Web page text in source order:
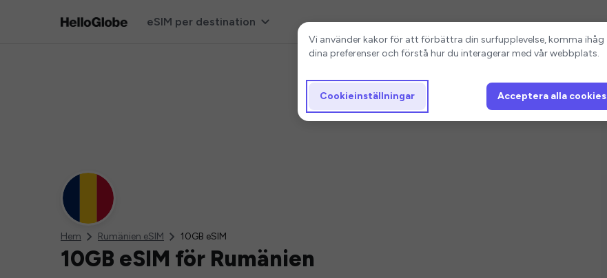
eSIM per destination
Hem Rumänien eSIM 10GB eSIM
10GB eSIM för Rumänien
Cookieinställningar
Vi använder kakor för att förbättra din surfupplevelse, komma ihåg
dina preferenser och förstå hur du interagerar med vår webbplats.
Cookieinställningar Acceptera alla cookies